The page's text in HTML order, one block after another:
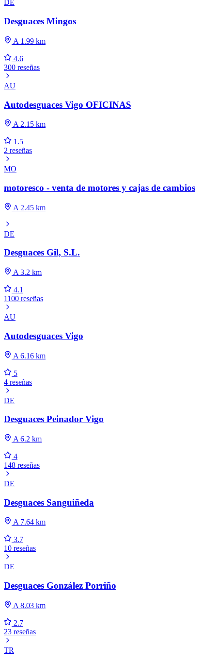
DE
Desguaces Mingos
A 1.99 km
4.6
300 reseñas
AU
Autodesguaces Vigo OFICINAS
A 2.15 km
1.5
2 reseñas
MO
motoresco - venta de motores y cajas de cambios
A 2.45 km
DE
Desguaces Gil, S.L.
A 3.2 km
4.1
1100 reseñas
AU
Autodesguaces Vigo
A 6.16 km
5
4 reseñas
DE
Desguaces Peinador Vigo
A 6.2 km
4
148 reseñas
DE
Desguaces Sanguiñeda
A 7.64 km
3.7
10 reseñas
DE
Desguaces González Porriño
A 8.03 km
2.7
23 reseñas
TR